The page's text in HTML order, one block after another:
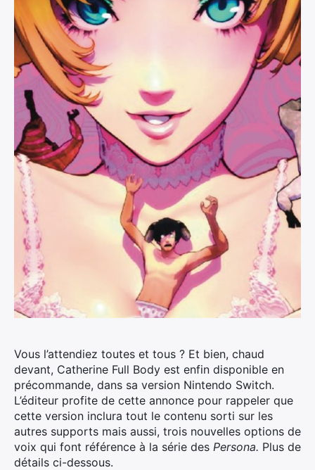
Vous l’attendiez toutes et tous ? Et bien, chaud
devant, Catherine Full Body est enfin disponible en
précommande, dans sa version Nintendo Switch.
L’éditeur profite de cette annonce pour rappeler que
cette version inclura tout le contenu sorti sur les
autres supports mais aussi, trois nouvelles options de
voix qui font référence à la série des Persona. Plus de
détails ci-dessous.